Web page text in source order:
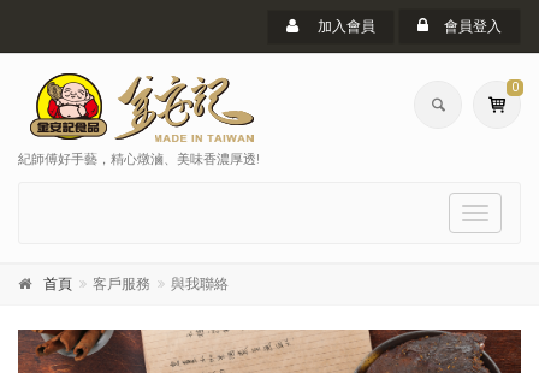
加入會員 會員登入
0
紀師傅好手藝，精心燉滷、美味香濃厚透!
選
首頁 客戶服務 與我聯絡